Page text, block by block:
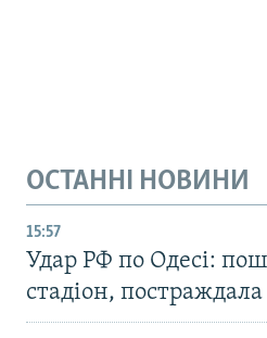
ОСТАННІ НОВИНИ
15:57
Удар РФ по Одесі:
стадіон,